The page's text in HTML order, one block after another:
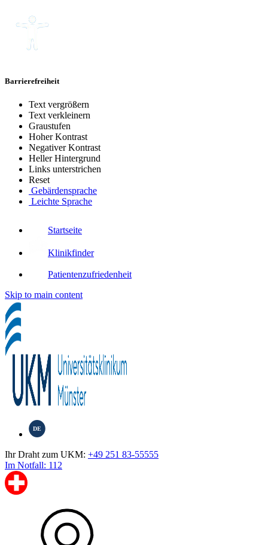
Barrierefreiheit
Text vergrößern
Text verkleinern
Graustufen
Hoher Kontrast
Negativer Kontrast
Heller Hintergrund
Links unterstrichen
Reset
Gebärdensprache
Leichte Sprache
Startseite
Klinikfinder
Patientenzufriedenheit
Skip to main content
DE
Ihr Draht zum UKM: +49 251 83-55555
Im Notfall: 112